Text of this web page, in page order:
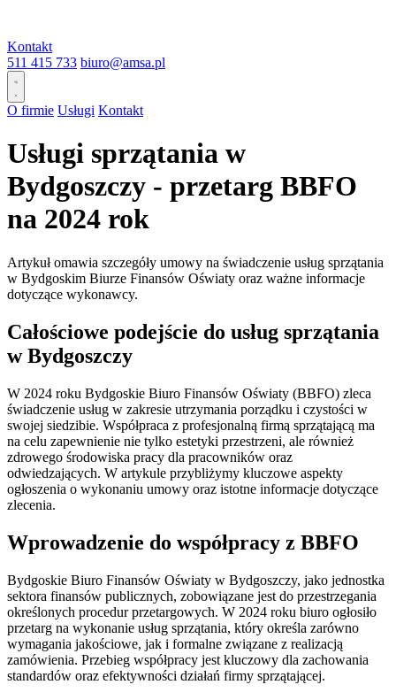
Kontakt
511 415 733 biuro@amsa.pl
O firmie Usługi Kontakt
Usługi sprzątania w
Bydgoszczy - przetarg BBFO
na 2024 rok
Artykuł omawia szczegóły umowy na świadczenie usług sprzątania
w Bydgoskim Biurze Finansów Oświaty oraz ważne informacje
dotyczące wykonawcy.
Całościowe podejście do usług sprzątania
w Bydgoszczy
W 2024 roku Bydgoskie Biuro Finansów Oświaty (BBFO) zleca
świadczenie usług w zakresie utrzymania porządku i czystości w
swojej siedzibie. Współpraca z profesjonalną firmą sprzątającą ma
na celu zapewnienie nie tylko estetyki przestrzeni, ale również
zdrowego środowiska pracy dla pracowników oraz
odwiedzających. W artykule przybliżymy kluczowe aspekty
ogłoszenia o wykonaniu umowy oraz istotne informacje dotyczące
zlecenia.
Wprowadzenie do współpracy z BBFO
Bydgoskie Biuro Finansów Oświaty w Bydgoszczy, jako jednostka
sektora finansów publicznych, zobowiązane jest do przestrzegania
określonych procedur przetargowych. W 2024 roku biuro ogłosiło
przetarg na wykonanie usług sprzątania, który określa zarówno
wymagania jakościowe, jak i formalne związane z realizacją
zamówienia. Przebieg współpracy jest kluczowy dla zachowania
standardów oraz efektywności działań firmy sprzątającej.